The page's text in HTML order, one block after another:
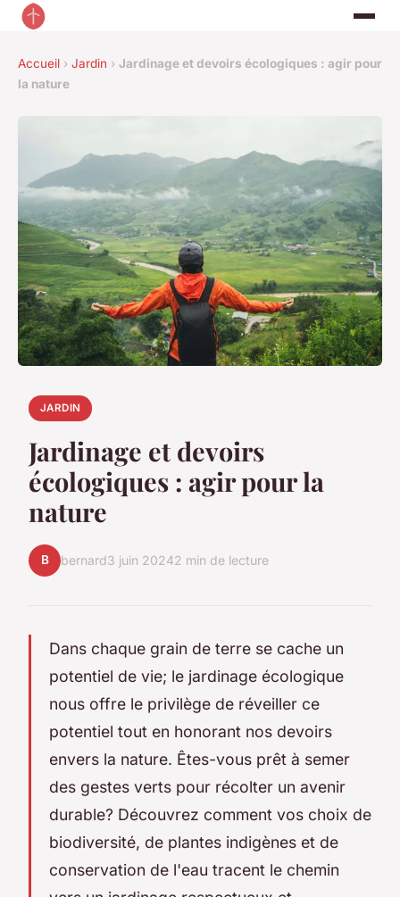
Accueil › Jardin › Jardinage et devoirs écologiques : agir pour
la nature
JARDIN
Jardinage et devoirs
écologiques : agir pour la
nature
B bernard3 juin 20242 min de lecture
Dans chaque grain de terre se cache un
potentiel de vie; le jardinage écologique
nous offre le privilège de réveiller ce
potentiel tout en honorant nos devoirs
envers la nature. Êtes-vous prêt à semer
des gestes verts pour récolter un avenir
durable? Découvrez comment vos choix de
biodiversité, de plantes indigènes et de
conservation de l'eau tracent le chemin